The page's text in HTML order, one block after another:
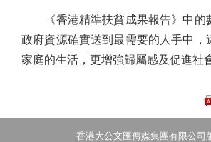
《香港精準扶貧成果報告》中的
政府資源確實送到最需要的人手中，
家庭的生活，更增強歸屬感及促進社
香港大公文匯傳媒集團有限公司